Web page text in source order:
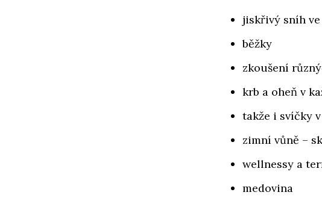
jiskřivý sníh
běžky
zkoušení
krb a oheň v
takže i svíčky
zimní vůně –
wellnessy a
medovina